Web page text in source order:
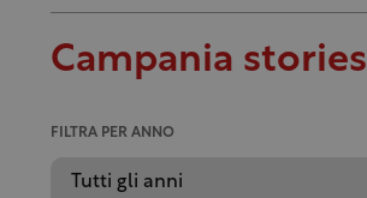
Campania stories
FILTRA PER ANNO